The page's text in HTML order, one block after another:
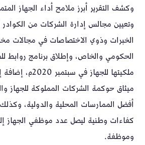
وكشف التقرير أبرز ملامح أداء الجهاز
وتعيين مجالس إدارة الشركات من
الخبرات وذوي الاختصاصات في مجالات
الحكومي والخاص، وإطلاق برنامج روابط
ملكيتها للجهاز في
ميثاق حوكمة الشركات المملوكة للجهاز
أفضل الممارسات المحلية والدولية،
وموظفة.